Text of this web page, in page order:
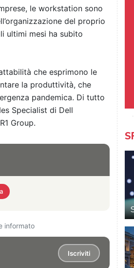
le workstation sono
del proprio
ultimi mesi ha subito
che esprimono le
la produttività, che
pandemica. Di tutto
Specialist di Dell
Group.
informato
Iscriviti